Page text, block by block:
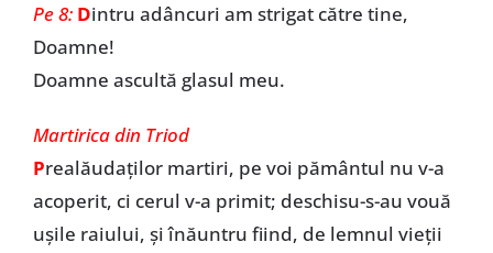
Pe 8: Dintru adâncuri am strigat către tine,
Doamne!
Doamne ascultă glasul meu.
Martirica din Triod
Prealăudaţilor martiri, pe voi pământul nu v-a
acoperit, ci cerul v-a primit; deschisu-s-au vouă
uşile raiului, şi înăuntru fiind, de lemnul vieţii